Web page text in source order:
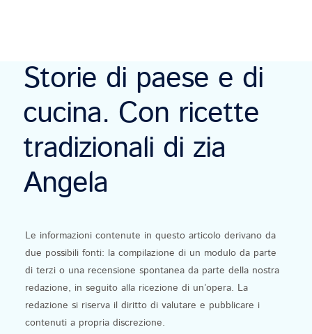
Storie di paese e di
cucina. Con ricette
tradizionali di zia
Angela
Le informazioni contenute in questo articolo derivano da
due possibili fonti: la compilazione di un modulo da parte
di terzi o una recensione spontanea da parte della nostra
redazione, in seguito alla ricezione di un’opera. La
redazione si riserva il diritto di valutare e pubblicare i
contenuti a propria discrezione.